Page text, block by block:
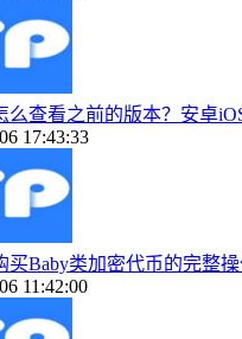
么查看之前的版本？安卓
17:43:33
买Baby类加密代币的完整
11:42:00